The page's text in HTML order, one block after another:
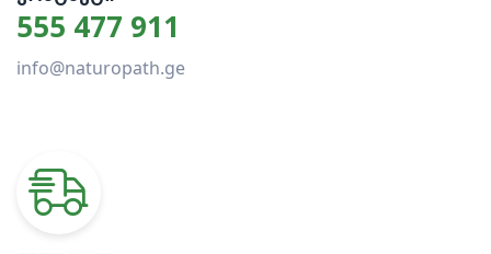
555 477 911
info@naturopath.ge